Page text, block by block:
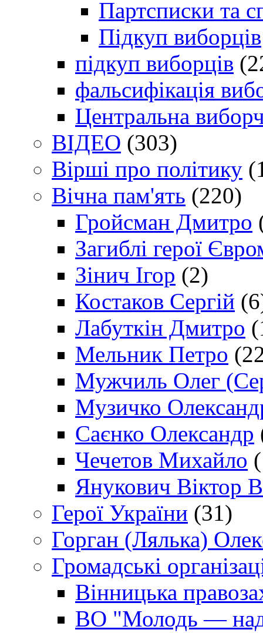
Партсписки та
Підкуп виборців
підкуп виборців
фальсифікація
Центральна
ВІДЕО (303)
Вірші про політику
Вічна пам'ять (220)
Гройсман Дмитро
Загиблі герої
Зінич Ігор (2)
Костаков Сергій
Лабуткін Дмитро
Мельник Петро
Мужчиль Олег
Музичко
Саєнко Олександр
Чечетов Михайло
Янукович Віктор
Герої України (31)
Горган (Лялька)
Громадські
Вінницька
ВО "Молодь —